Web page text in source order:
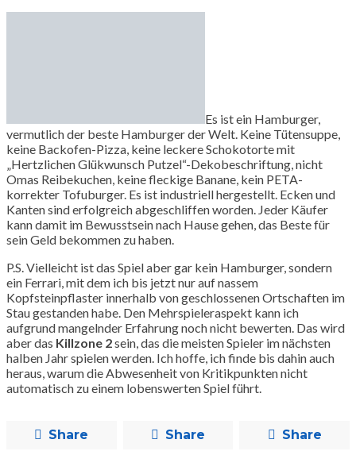
Es ist ein Hamburger,
vermutlich der beste Hamburger der Welt. Keine Tütensuppe,
keine Backofen-Pizza, keine leckere Schokotorte mit
„Hertzlichen Glükwunsch Putzel“-Dekobeschriftung, nicht
Omas Reibekuchen, keine fleckige Banane, kein PETA-
korrekter Tofuburger. Es ist industriell hergestellt. Ecken und
Kanten sind erfolgreich abgeschliffen worden. Jeder Käufer
kann damit im Bewusstsein nach Hause gehen, das Beste für
sein Geld bekommen zu haben.
P.S. Vielleicht ist das Spiel aber gar kein Hamburger, sondern
ein Ferrari, mit dem ich bis jetzt nur auf nassem
Kopfsteinpflaster innerhalb von geschlossenen Ortschaften im
Stau gestanden habe. Den Mehrspieleraspekt kann ich
aufgrund mangelnder Erfahrung noch nicht bewerten. Das wird
aber das Killzone 2sein, das die meisten Spieler im nächsten
halben Jahr spielen werden. Ich hoffe, ich finde bis dahin auch
heraus, warum die Abwesenheit von Kritikpunkten nicht
automatisch zu einem lobenswerten Spiel führt.
Share Share Share